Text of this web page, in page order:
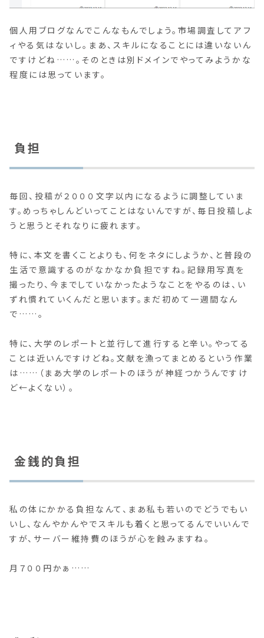
個人用ブログなんでこんなもんでしょう。市場調査してアフ
ィやる気はないし。まあ、スキルになることには違いないん
ですけどね……。そのときは別ドメインでやってみようかな
程度には思っています。
負担
毎回、投稿が２０００文字以内になるように調整していま
す。めっちゃしんどいってことはないんですが、毎日投稿しよ
うと思うとそれなりに疲れます。
特に、本文を書くことよりも、何をネタにしようか、と普段の
生活で意識するのがなかなか負担ですね。記録用写真を
撮ったり、今までしていなかったようなことをやるのは、い
ずれ慣れていくんだと思います。まだ初めて一週間なん
で……。
特に、大学のレポートと並行して進行すると辛い。やってる
ことは近いんですけどね。文献を漁ってまとめるという作業
は……（まあ大学のレポートのほうが神経つかうんですけ
ど←よくない）。
金銭的負担
私の体にかかる負担なんて、まあ私も若いのでどうでもい
いし、なんやかんやでスキルも着くと思ってるんでいいんで
すが、サーバー維持費のほうが心を蝕みますね。
月７００円かぁ……